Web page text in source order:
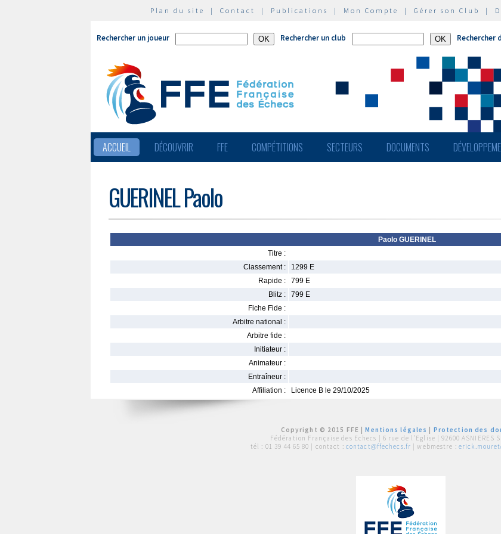
Plan du site | Contact | Publications | Mon Compte | Gérer son Club |
Rechercher un joueur Rechercher un club Rechercher
ACCUEIL DÉCOUVRIR FFE COMPÉTITIONS SECTEURS DOCUMENTS
GUERINEL Paolo
Paolo GUERINEL
Titre :
Classement :
1299 E
Rapide :
799 E
Blitz :
799 E
Fiche Fide :
Arbitre national :
Arbitre fide :
Initiateur :
Animateur :
Entraîneur :
Affiliation :
Licence B le 29/10/2025
Copyright © 2015 FFE |Mentions légales
Protection des
Fédération Française des Echecs | 6 rue de l'Eglise | 92600 ASNIERES
tél : 01 39 44 65 80 | contact : contact@ffechecs.fr | webmestre :